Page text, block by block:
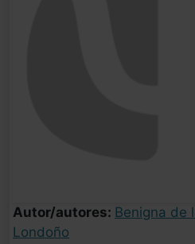
Autor/autores: Benigna de
Londoño